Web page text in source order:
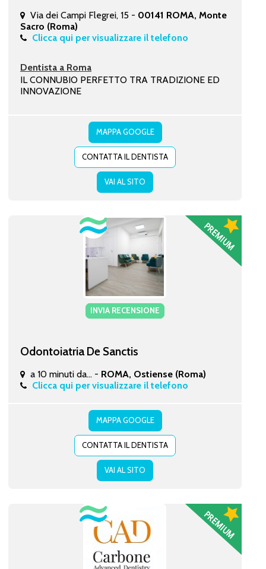
Via dei Campi Flegrei, 15 - 00141 ROMA, Monte
Sacro (Roma)
Clicca qui per visualizzare il telefono
Dentista a Roma
IL CONNUBIO PERFETTO TRA TRADIZIONE ED
INNOVAZIONE
MAPPA GOOGLE
CONTATTA IL DENTISTA
VAI AL SITO
INVIA RECENSIONE
Odontoiatria De Sanctis
a 10 minuti da... - ROMA, Ostiense (Roma)
Clicca qui per visualizzare il telefono
MAPPA GOOGLE
CONTATTA IL DENTISTA
VAI AL SITO